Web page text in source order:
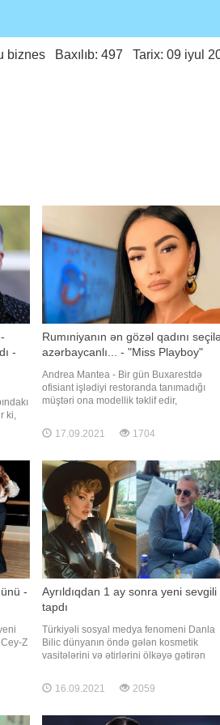
biznes Baxılıb: 497 Tarix: 09 iyul
-
ki,
Rumıniyanın ən gözəl qadını
azərbaycanlı... - "Miss Playboy"
Andrea Mantea - Bir gün Buxarestdə
ofisiant işlədiyi restoranda tanımadığı
müştəri ona modellik təklif edir,
şöhrətin qapıları bu yeniyetmə qız üçün
aralanır. "Libertatea" qəzetində "Ən
çəkir
17.09.2021 1704
-
Cey-Z
500
Ayrıldıqdan 1 ay sonra yeni sevgili
tapdı
Türkiyəli sosyal medya fenomeni Danla
Bilic dünyanın öndə gələn kosmetik
vasitələrini və ətirlərini ölkəyə gətirən
eşq yaşayır. Axşam.az türk mediasına
istinadən xəbər verir ki, cütlük ötən gecə
"Gizli qalsın" adl
16.09.2021 2059